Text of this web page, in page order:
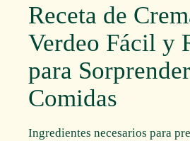
Receta de
Verdeo Fácil y
para
Comidas
Ingredientes necesarios para